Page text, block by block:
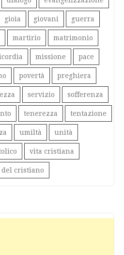
gioia giovani guerra
martirio matrimonio
missione pace
povertà preghiera
servizio sofferenza
tenerezza tentazione
umiltà unità
vita cristiana
cristiano